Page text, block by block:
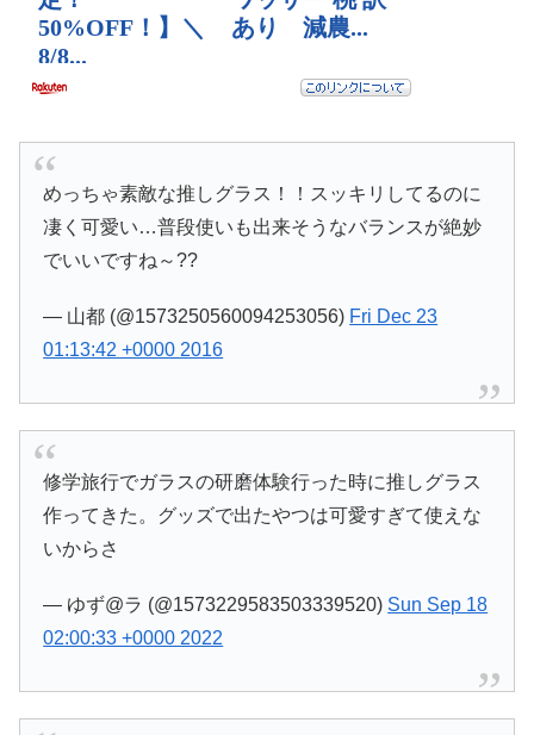
めっちゃ素敵な推しグラス！！スッキリしてるのに
凄く可愛い…普段使いも出来そうなバランスが絶妙
でいいですね～??
— 山都 (@1573250560094253056) Fri Dec 23
01:13:42 +0000 2016
修学旅行でガラスの研磨体験行った時に推しグラス
作ってきた。グッズで出たやつは可愛すぎて使えな
いからさ
— ゆず@ラ (@1573229583503339520) Sun Sep 18
02:00:33 +0000 2022